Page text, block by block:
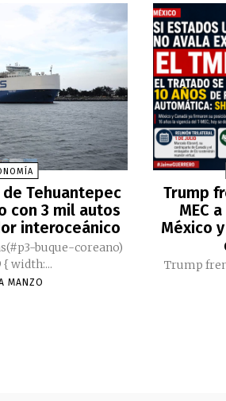
Tehuantepec
con 3 mil autos
interoceánico
buque-coreano)
.tdi_89 { width:...
MANZO
Trump
MEC
México
Trump